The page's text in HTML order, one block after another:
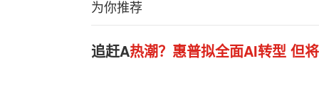
为你推荐
追赶A热潮？惠普拟全面AI转型 但